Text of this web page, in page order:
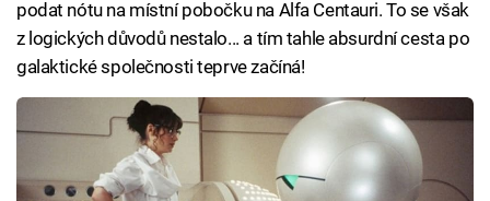
podat nótu na místní pobočku na Alfa Centauri. To se však
z logických důvodů nestalo... a tím tahle absurdní cesta po
galaktické společnosti teprve začíná!